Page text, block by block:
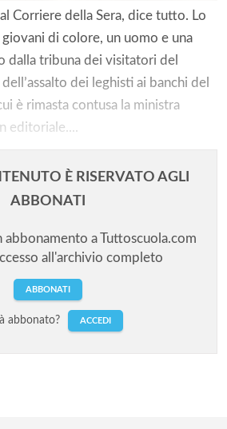
Corriere della Sera, dice tutto. Lo
di colore, un uomo e una
dalla tribuna dei visitatori del
dei leghisti ai banchi del
è rimasta contusa la ministra
editoriale....
È RISERVATO AGLI
ABBONATI
a Tuttoscuola.com
all'archivio completo
ABBONATI
abbonato? ACCEDI